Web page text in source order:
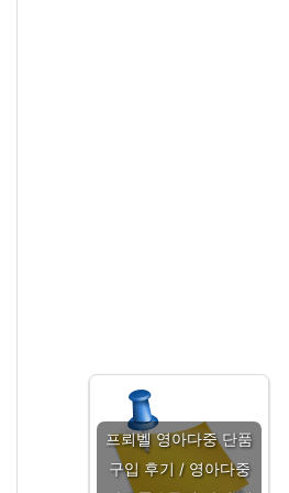
프뢰벨 영아다중 단품
구입 후기 / 영아다중